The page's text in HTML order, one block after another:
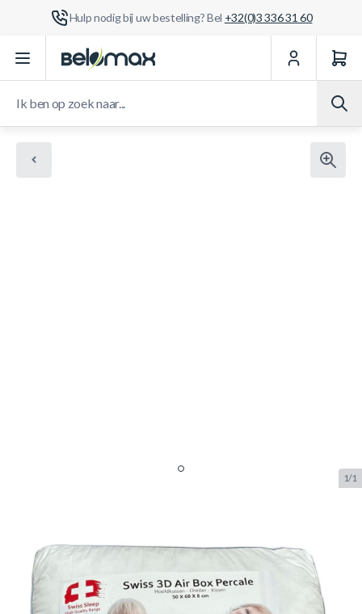
Hulp nodig bij uw bestelling? Bel +32(0)3 336 31 60
Ga naar de inhoud
1/1
50x60x8
SKU: ZLP.5001.003 Merk:Zleep